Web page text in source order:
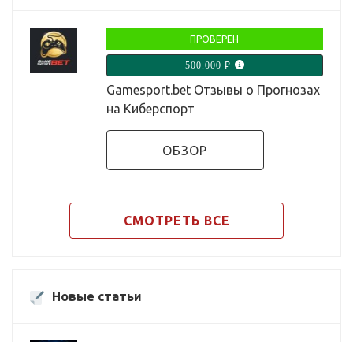
ПРОВЕРЕН
500.000 ₽
Gamesport.bet Отзывы о Прогнозах
на Киберспорт
ОБЗОР
СМОТРЕТЬ ВСЕ
Новые статьи